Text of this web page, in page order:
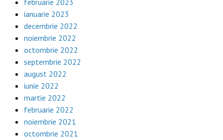
februarie 2023
ianuarie 2023
decembrie 2022
noiembrie 2022
octombrie 2022
septembrie 2022
august 2022
iunie 2022
martie 2022
februarie 2022
noiembrie 2021
octombrie 2021